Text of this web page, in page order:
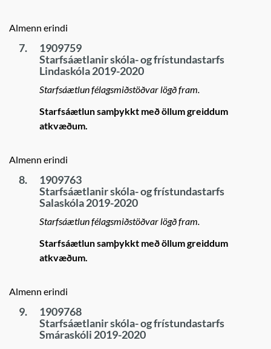
Almenn erindi
7.
1909759
Starfsáætlanir skóla- og frístundastarfs
Lindaskóla 2019-2020
Starfsáætlun félagsmiðstöðvar lögð fram.
Starfsáætlun samþykkt með öllum greiddum
atkvæðum.
Almenn erindi
8.
1909763
Starfsáætlanir skóla- og frístundastarfs
Salaskóla 2019-2020
Starfsáætlun félagsmiðstöðvar lögð fram.
Starfsáætlun samþykkt með öllum greiddum
atkvæðum.
Almenn erindi
9.
1909768
Starfsáætlanir skóla- og frístundastarfs
Smáraskóli 2019-2020